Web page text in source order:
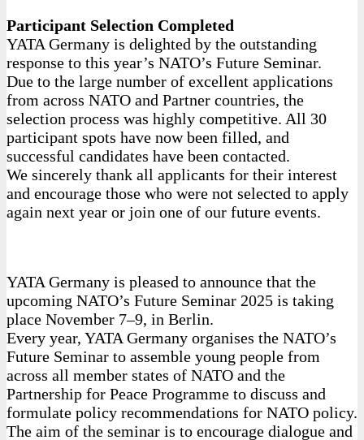
Participant Selection Completed
YATA Germany is delighted by the outstanding
response to this year’s NATO’s Future Seminar.
Due to the large number of excellent applications
from across NATO and Partner countries, the
selection process was highly competitive. All 30
participant spots have now been filled, and
successful candidates have been contacted.
We sincerely thank all applicants for their interest
and encourage those who were not selected to apply
again next year or join one of our future events.
YATA Germany is pleased to announce that the
upcoming NATO’s Future Seminar 2025 is taking
place November 7–9, in Berlin.
Every year, YATA Germany organises the NATO’s
Future Seminar to assemble young people from
across all member states of NATO and the
Partnership for Peace Programme to discuss and
formulate policy recommendations for NATO policy.
The aim of the seminar is to encourage dialogue and